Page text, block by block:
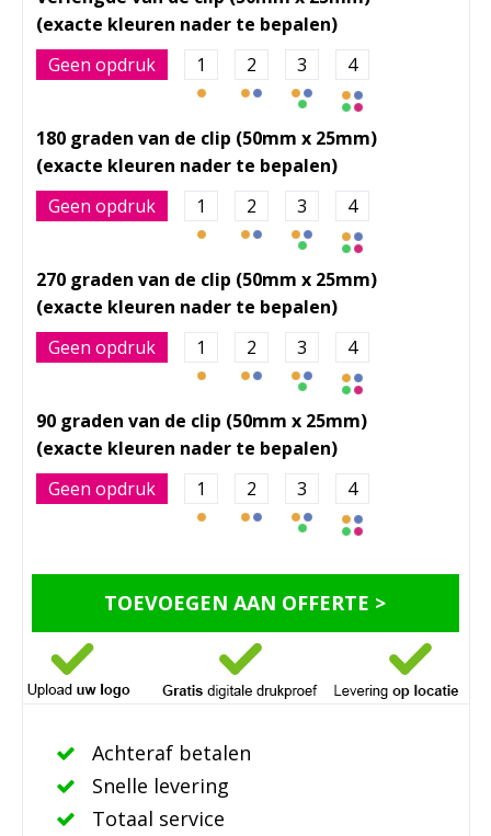
Geen opdruk 1 2 3 4
180 graden van de clip (50mm x 25mm)
Geen opdruk 1 2 3 4
270 graden van de clip (50mm x 25mm)
Geen opdruk 1 2 3 4
90 graden van de clip (50mm x 25mm)
Geen opdruk 1 2 3 4
TOEVOEGEN AAN OFFERTE >
Achteraf betalen
Snelle levering
Totaal service